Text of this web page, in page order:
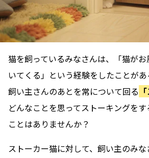
猫を飼っているみなさんは、「猫が
いてくる」という経験をしたことがあ
飼い主さんのあとを常について回る
どんなことを思ってストーキングを
ことはありませんか？
ストーカー猫に対して、飼い主のみな